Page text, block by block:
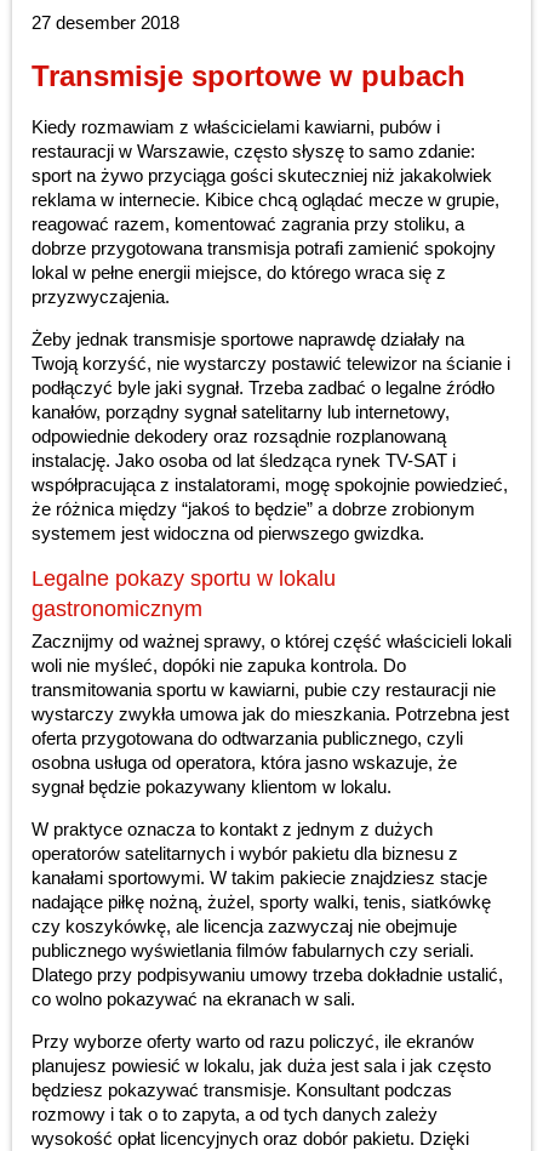
27 desember 2018
Transmisje sportowe w pubach
Kiedy rozmawiam z właścicielami kawiarni, pubów i
restauracji w Warszawie, często słyszę to samo zdanie:
sport na żywo przyciąga gości skuteczniej niż jakakolwiek
reklama w internecie. Kibice chcą oglądać mecze w grupie,
reagować razem, komentować zagrania przy stoliku, a
dobrze przygotowana transmisja potrafi zamienić spokojny
lokal w pełne energii miejsce, do którego wraca się z
przyzwyczajenia.
Żeby jednak transmisje sportowe naprawdę działały na
Twoją korzyść, nie wystarczy postawić telewizor na ścianie i
podłączyć byle jaki sygnał. Trzeba zadbać o legalne źródło
kanałów, porządny sygnał satelitarny lub internetowy,
odpowiednie dekodery oraz rozsądnie rozplanowaną
instalację. Jako osoba od lat śledząca rynek TV-SAT i
współpracująca z instalatorami, mogę spokojnie powiedzieć,
że różnica między “jakoś to będzie” a dobrze zrobionym
systemem jest widoczna od pierwszego gwizdka.
Legalne pokazy sportu w lokalu
gastronomicznym
Zacznijmy od ważnej sprawy, o której część właścicieli lokali
woli nie myśleć, dopóki nie zapuka kontrola. Do
transmitowania sportu w kawiarni, pubie czy restauracji nie
wystarczy zwykła umowa jak do mieszkania. Potrzebna jest
oferta przygotowana do odtwarzania publicznego, czyli
osobna usługa od operatora, która jasno wskazuje, że
sygnał będzie pokazywany klientom w lokalu.
W praktyce oznacza to kontakt z jednym z dużych
operatorów satelitarnych i wybór pakietu dla biznesu z
kanałami sportowymi. W takim pakiecie znajdziesz stacje
nadające piłkę nożną, żużel, sporty walki, tenis, siatkówkę
czy koszykówkę, ale licencja zazwyczaj nie obejmuje
publicznego wyświetlania filmów fabularnych czy seriali.
Dlatego przy podpisywaniu umowy trzeba dokładnie ustalić,
co wolno pokazywać na ekranach w sali.
Przy wyborze oferty warto od razu policzyć, ile ekranów
planujesz powiesić w lokalu, jak duża jest sala i jak często
będziesz pokazywać transmisje. Konsultant podczas
rozmowy i tak o to zapyta, a od tych danych zależy
wysokość opłat licencyjnych oraz dobór pakietu. Dzięki